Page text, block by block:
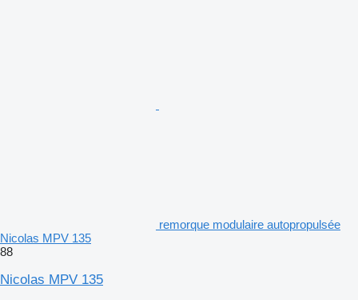
remorque modulaire autopropulsée
Nicolas MPV 135
88
Nicolas MPV 135